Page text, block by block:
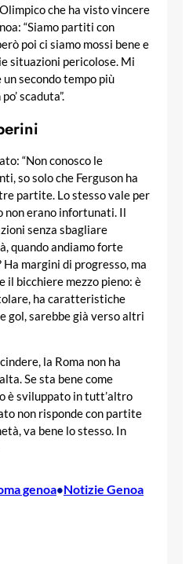
che ha visto vincere
“Siamo partiti con
poi ci siamo mossi bene e
situazioni pericolose. Mi
secondo tempo più
scaduta”.
“Non conosco le
so solo che Ferguson ha
partite. Lo stesso vale per
non erano infortunati. Il
senza sbagliare
quando andiamo forte
margini di progresso, ma
il bicchiere mezzo pieno: è
ha caratteristiche
gol, sarebbe già verso altri
la Roma non ha
Se sta bene come
è sviluppato in tutt’altro
non risponde con partite
va bene lo stesso. In
genoa•Notizie Genoa